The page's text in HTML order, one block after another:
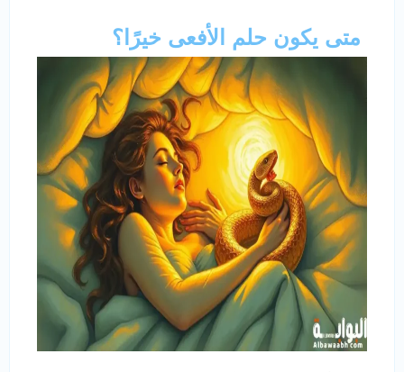
متى يكون حلم الأفعى خيرًا؟